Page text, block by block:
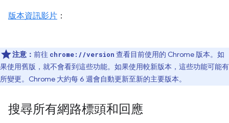
版本資訊影片 ：
注意： 前往 chrome://version 查看目前使用的 Chrome 版本。如
果使用舊版，就不會看到這些功能。如果使用較新版本，這些功能可能有
所變更。Chrome 大約每 6 週會自動更新至新的主要版本。
搜尋所有網路標頭和回應